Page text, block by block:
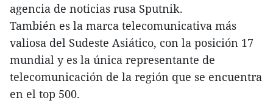
agencia de noticias rusa Sputnik.
También es la marca telecomunicativa más
valiosa del Sudeste Asiático, con la posición 17
mundial y es la única representante de
telecomunicación de la región que se encuentra
en el top 500.